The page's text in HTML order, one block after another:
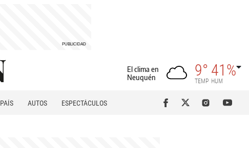
El clima en
Neuquén
9°
TEMP
41%
HUM
PAÍS AUTOS
ESPECTÁCULOS